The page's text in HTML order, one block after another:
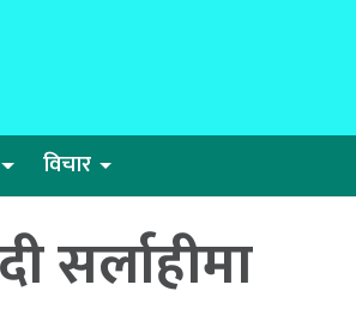
विचार
सर्लाहीमा